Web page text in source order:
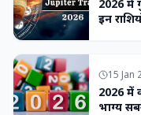
2026 में
इन
15 Jan
2026 में
भाग्य